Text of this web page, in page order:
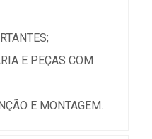
E PEÇAS COM
E MONTAGEM.